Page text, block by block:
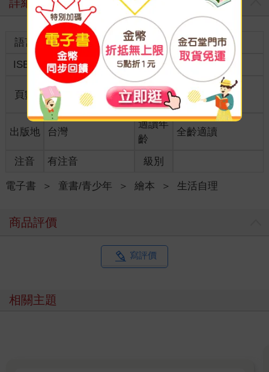
語言 中文繁體
裝訂
ISBN
9786267698341 分級 普通級
頁數 40
商品規
格
21*26*0.00
出版地 台灣
適讀年
齡
全齡適讀
注音 有注音 級別
電子書 ＞ 童書/青少年 ＞ 繪本 ＞ 生活自理
商品評價
寫評價
相關主題